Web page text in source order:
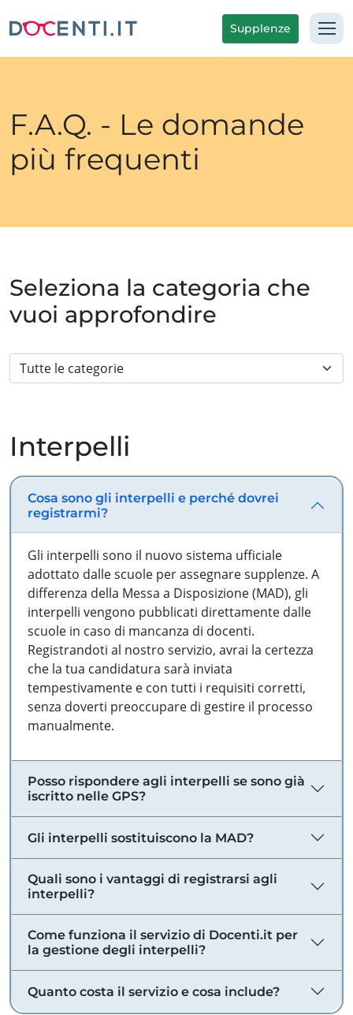
Supplenze
F.A.Q. - Le domande
più frequenti
Seleziona la categoria che
vuoi approfondire
Interpelli
Cosa sono gli interpelli e perché dovrei
registrarmi?
Gli interpelli sono il nuovo sistema ufficiale
adottato dalle scuole per assegnare supplenze. A
differenza della Messa a Disposizione (MAD), gli
interpelli vengono pubblicati direttamente dalle
scuole in caso di mancanza di docenti.
Registrandoti al nostro servizio, avrai la certezza
che la tua candidatura sarà inviata
tempestivamente e con tutti i requisiti corretti,
senza doverti preoccupare di gestire il processo
manualmente.
Posso rispondere agli interpelli se sono già
iscritto nelle GPS?
Gli interpelli sostituiscono la MAD?
Quali sono i vantaggi di registrarsi agli
interpelli?
Come funziona il servizio di Docenti.it per
la gestione degli interpelli?
Quanto costa il servizio e cosa include?